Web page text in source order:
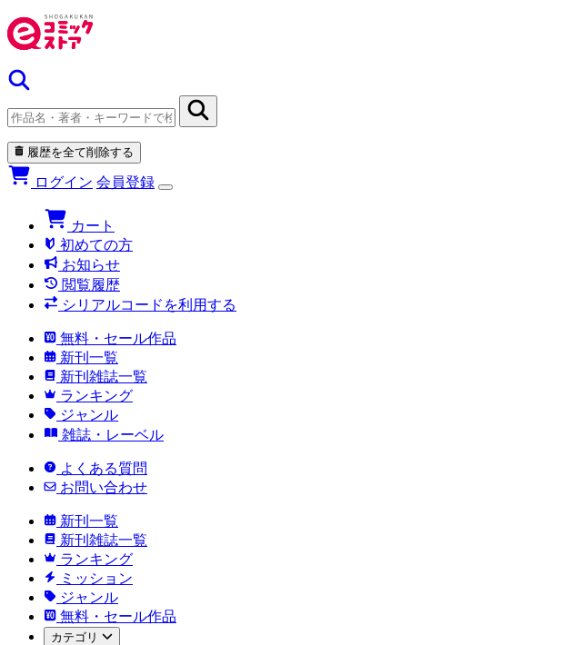
履歴を全て削除する
ログイン 会員登録
カート
初めての方
お知らせ
閲覧履歴
シリアルコードを利用する
無料・セール作品
新刊一覧
新刊雑誌一覧
ランキング
ジャンル
雑誌・レーベル
よくある質問
お問い合わせ
新刊一覧
新刊雑誌一覧
ランキング
ミッション
ジャンル
無料・セール作品
カテゴリ